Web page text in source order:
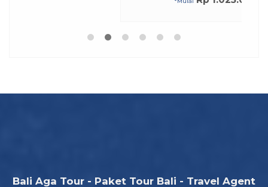
Bali Aga Tour - Paket Tour Bali - Travel Agent